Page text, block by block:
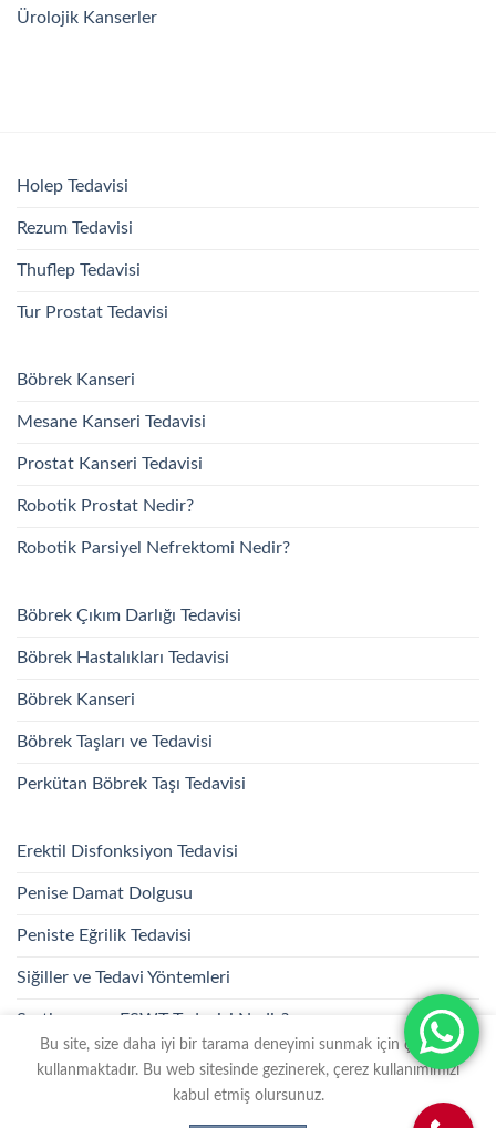
Ürolojik Kanserler
Holep Tedavisi
Rezum Tedavisi
Thuflep Tedavisi
Tur Prostat Tedavisi
Böbrek Kanseri
Mesane Kanseri Tedavisi
Prostat Kanseri Tedavisi
Robotik Prostat Nedir?
Robotik Parsiyel Nefrektomi Nedir?
Böbrek Çıkım Darlığı Tedavisi
Böbrek Hastalıkları Tedavisi
Böbrek Kanseri
Böbrek Taşları ve Tedavisi
Perkütan Böbrek Taşı Tedavisi
Erektil Disfonksiyon Tedavisi
Penise Damat Dolgusu
Peniste Eğrilik Tedavisi
Siğiller ve Tedavi Yöntemleri
Sertleşme ve ESWT Tedavisi Nedir?
HAKKIMIZDA BLOG İLETIŞIM
Bu site, size daha iyi bir tarama deneyimi sunmak için çerezler
kullanmaktadır. Bu web sitesinde gezinerek, çerez kullanımımızı
kabul etmiş olursunuz.